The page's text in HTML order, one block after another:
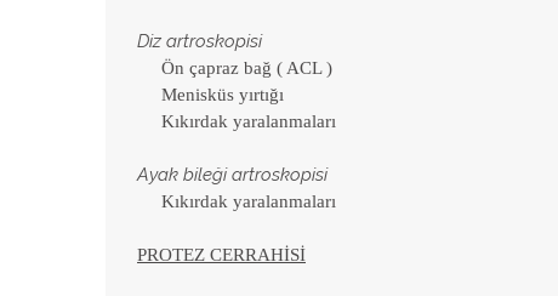
Diz artroskopisi
Ön çapraz bağ ( ACL )
Menisküs yırtığı
Kıkırdak yaralanmaları
Ayak bileği artroskopisi
Kıkırdak yaralanmaları
PROTEZ CERRAHİSİ